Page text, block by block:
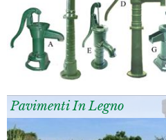
Pavimenti In Legno